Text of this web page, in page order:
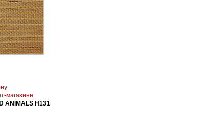
магазине
ANIMALS H131